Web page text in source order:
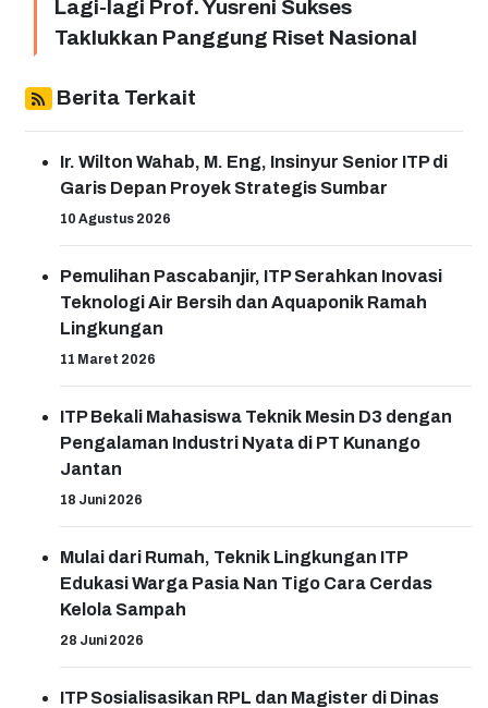
Lagi-lagi Prof. Yusreni Sukses
Taklukkan Panggung Riset Nasional
Berita Terkait
Ir. Wilton Wahab, M. Eng, Insinyur Senior ITP di
Garis Depan Proyek Strategis Sumbar
10 Agustus 2026
Pemulihan Pascabanjir, ITP Serahkan Inovasi
Teknologi Air Bersih dan Aquaponik Ramah
Lingkungan
11 Maret 2026
ITP Bekali Mahasiswa Teknik Mesin D3 dengan
Pengalaman Industri Nyata di PT Kunango
Jantan
18 Juni 2026
Mulai dari Rumah, Teknik Lingkungan ITP
Edukasi Warga Pasia Nan Tigo Cara Cerdas
Kelola Sampah
28 Juni 2026
ITP Sosialisasikan RPL dan Magister di Dinas